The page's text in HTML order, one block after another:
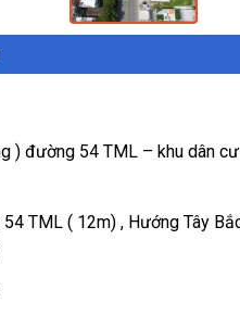
) đường 54 TML – khu dân
TML ( 12m) , Hướng Tây